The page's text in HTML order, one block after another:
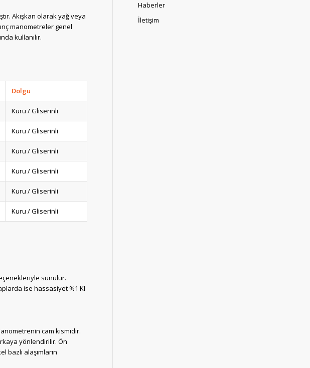
Akışkan olarak yağ veya
manometreler genel
kullanılır.
Dolgu
Kuru / Gliserinli
Kuru / Gliserinli
Kuru / Gliserinli
Kuru / Gliserinli
Kuru / Gliserinli
Kuru / Gliserinli
sunulur.
ise hassasiyet %1 Kl
cam kısmıdır.
yönlendirilir. Ön
alaşımların
Haberler
İletişim